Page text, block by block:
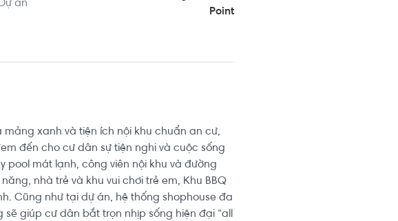
thuận tiện di chuyển với đầy đủ các tiện ích
Dự án
Point
mảng xanh và tiện ích nội khu chuẩn an cư,
đến cho cư dân sự tiện nghi và cuộc sống
pool mát lạnh, công viên nội khu và đường
nhà trẻ và khu vui chơi trẻ em, Khu BBQ
Cũng như tại dự án, hệ thống shophouse đa
giúp cư dân bắt trọn nhịp sống hiện đại “all